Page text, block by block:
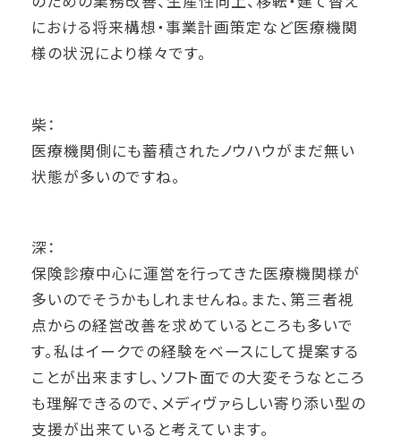
における将来構想・事業計画策定など医療機関
様の状況により様々です。
柴：
医療機関側にも蓄積されたノウハウがまだ無い
状態が多いのですね。
深：
保険診療中心に運営を行ってきた医療機関様が
多いのでそうかもしれませんね。また、第三者視
点からの経営改善を求めているところも多いで
す。私はイークでの経験をベースにして提案する
ことが出来ますし、ソフト面での大変そうなところ
も理解できるので、メディヴァらしい寄り添い型の
支援が出来ていると考えています。